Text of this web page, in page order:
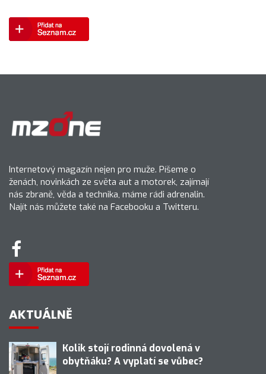
Internetový magazín nejen pro muže. Píšeme o
ženách, novinkách ze světa aut a motorek, zajímají
nás zbraně, věda a technika, máme rádi adrenalin.
Najít nás můžete také na Facebooku a Twitteru.
AKTUÁLNĚ
Kolik stojí rodinná dovolená v
obytňáku? A vyplatí se vůbec?